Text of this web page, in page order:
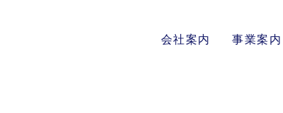
会社案内 事業案内